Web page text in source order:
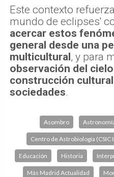
Este contexto
mundo de eclipses'
acercar estos
general desde una
multicultural, y para
observación del
construcción
sociedades.
Asombro
Centro de Astrobiología (CSIC
Educación Historia
Más Madrid Actualidad